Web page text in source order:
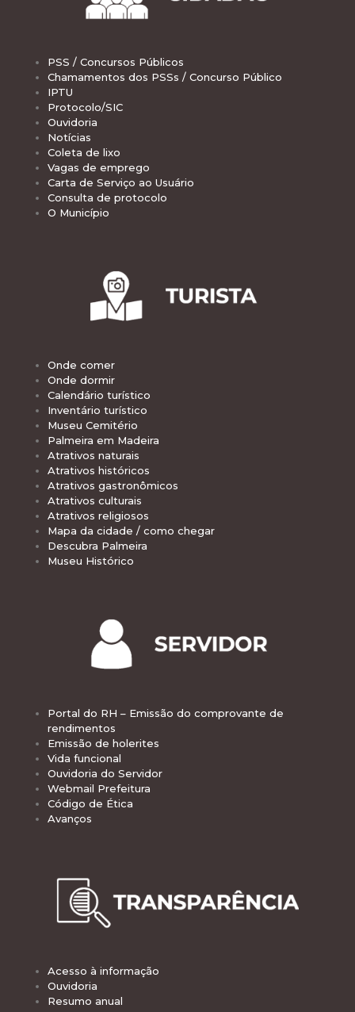
PSS / Concursos Públicos
Chamamentos dos PSSs / Concurso Público
IPTU
Protocolo/SIC
Ouvidoria
Notícias
Coleta de lixo
Vagas de emprego
Carta de Serviço ao Usuário
Consulta de protocolo
O Município
Onde comer
Onde dormir
Calendário turístico
Inventário turístico
Museu Cemitério
Palmeira em Madeira
Atrativos naturais
Atrativos históricos
Atrativos gastronômicos
Atrativos culturais
Atrativos religiosos
Mapa da cidade / como chegar
Descubra Palmeira
Museu Histórico
Portal do RH – Emissão do comprovante de
rendimentos
Emissão de holerites
Vida funcional
Ouvidoria do Servidor
Webmail Prefeitura
Código de Ética
Avanços
Acesso à informação
Ouvidoria
Resumo anual